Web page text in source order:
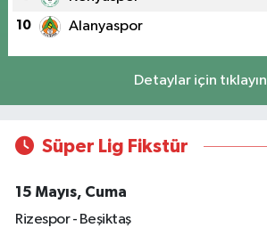
10 Alanyaspor
Detaylar için tıklayın
Süper Lig Fikstür
15 Mayıs, Cuma
Rizespor - Beşiktaş